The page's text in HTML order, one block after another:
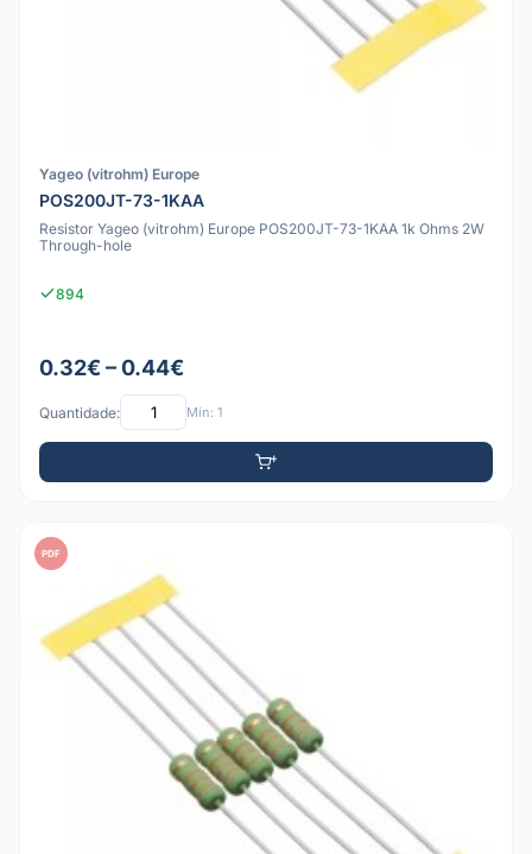
Yageo (vitrohm) Europe
POS200JT-73-1KAA
Resistor Yageo (vitrohm) Europe POS200JT-73-1KAA 1k Ohms 2W
Through-hole
894
0.32€ – 0.44€
Quantidade: Mín: 1
PDF